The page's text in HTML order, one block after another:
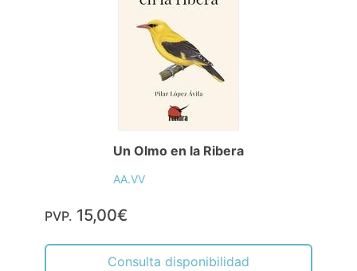
Un Olmo en la Ribera
AA.VV
PVP. 15,00€
Consulta disponibilidad